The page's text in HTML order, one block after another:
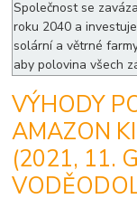
Společnost se
roku 2040 a
solární a větrné
aby polovina všech
VÝHODY
AMAZON
(2021, 11.